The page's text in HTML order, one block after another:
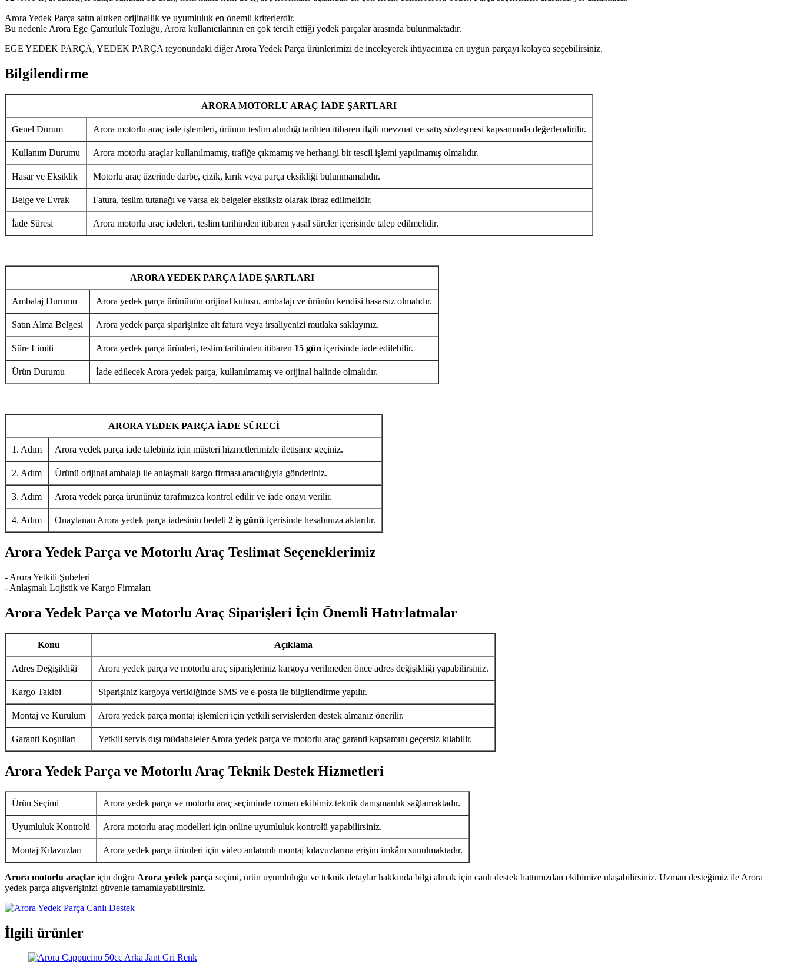
Arora Yedek Parça satın alırken orijinallik ve uyumluluk en önemli kriterlerdir.
Bu nedenle Arora Ege Çamurluk Tozluğu, Arora kullanıcılarının en çok tercih ettiği yedek parçalar arasında bulunmaktadır.
EGE YEDEK PARÇA, YEDEK PARÇA reyonundaki diğer Arora Yedek Parça ürünlerimizi de inceleyerek ihtiyacınıza en uygun parçayı kolayca seçebilirsiniz.
Bilgilendirme
ARORA MOTORLU ARAÇ İADE ŞARTLARI
Genel Durum Arora motorlu araç iade işlemleri, ürünün teslim alındığı tarihten itibaren ilgili mevzuat ve satış sözleşmesi kapsamında değerlendirilir.
Kullanım Durumu Arora motorlu araçlar kullanılmamış, trafiğe çıkmamış ve herhangi bir tescil işlemi yapılmamış olmalıdır.
Hasar ve Eksiklik Motorlu araç üzerinde darbe, çizik, kırık veya parça eksikliği bulunmamalıdır.
Belge ve Evrak Fatura, teslim tutanağı ve varsa ek belgeler eksiksiz olarak ibraz edilmelidir.
İade Süresi Arora motorlu araç iadeleri, teslim tarihinden itibaren yasal süreler içerisinde talep edilmelidir.
ARORA YEDEK PARÇA İADE ŞARTLARI
Ambalaj Durumu Arora yedek parça ürününün orijinal kutusu, ambalajı ve ürünün kendisi hasarsız olmalıdır.
Satın Alma Belgesi Arora yedek parça siparişinize ait fatura veya irsaliyenizi mutlaka saklayınız.
Süre Limiti Arora yedek parça ürünleri, teslim tarihinden itibaren 15 gün içerisinde iade edilebilir.
Ürün Durumu İade edilecek Arora yedek parça, kullanılmamış ve orijinal halinde olmalıdır.
ARORA YEDEK PARÇA İADE SÜRECİ
1. Adım Arora yedek parça iade talebiniz için müşteri hizmetlerimizle iletişime geçiniz.
2. Adım Ürünü orijinal ambalajı ile anlaşmalı kargo firması aracılığıyla gönderiniz.
3. Adım Arora yedek parça ürününüz tarafımızca kontrol edilir ve iade onayı verilir.
4. Adım Onaylanan Arora yedek parça iadesinin bedeli 2 iş günü içerisinde hesabınıza aktarılır.
Arora Yedek Parça ve Motorlu Araç Teslimat Seçeneklerimiz
- Arora Yetkili Şubeleri
- Anlaşmalı Lojistik ve Kargo Firmaları
Arora Yedek Parça ve Motorlu Araç Siparişleri İçin Önemli Hatırlatmalar
Konu Açıklama
Adres Değişikliği Arora yedek parça ve motorlu araç siparişleriniz kargoya verilmeden önce adres değişikliği yapabilirsiniz.
Kargo Takibi Siparişiniz kargoya verildiğinde SMS ve e-posta ile bilgilendirme yapılır.
Montaj ve Kurulum Arora yedek parça montaj işlemleri için yetkili servislerden destek almanız önerilir.
Garanti Koşulları Yetkili servis dışı müdahaleler Arora yedek parça ve motorlu araç garanti kapsamını geçersiz kılabilir.
Arora Yedek Parça ve Motorlu Araç Teknik Destek Hizmetleri
Ürün Seçimi Arora yedek parça ve motorlu araç seçiminde uzman ekibimiz teknik danışmanlık sağlamaktadır.
Uyumluluk Kontrolü Arora motorlu araç modelleri için online uyumluluk kontrolü yapabilirsiniz.
Montaj Kılavuzları Arora yedek parça ürünleri için video anlatımlı montaj kılavuzlarına erişim imkânı sunulmaktadır.
Arora motorlu araçlar için doğru Arora yedek parça seçimi, ürün uyumluluğu ve teknik detaylar hakkında bilgi almak için canlı destek hattımızdan ekibimize ulaşabilirsiniz. Uzman desteğimiz ile Arora
yedek parça alışverişinizi güvenle tamamlayabilirsiniz.
İlgili ürünler